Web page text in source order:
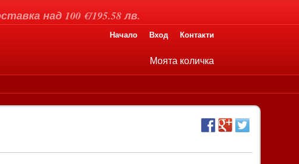
Начало Вход Контакти
Моята количка
над 100 €/195.58 лв.